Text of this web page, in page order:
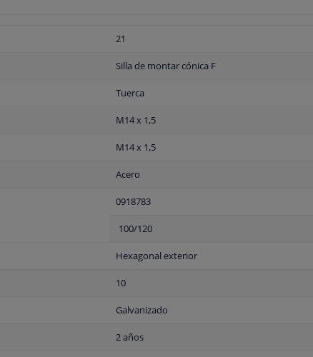
21
Silla de montar cónica F
Tuerca
M14 x 1,5
M14 x 1,5
Acero
0918783
100/120
Hexagonal exterior
10
Galvanizado
2 años